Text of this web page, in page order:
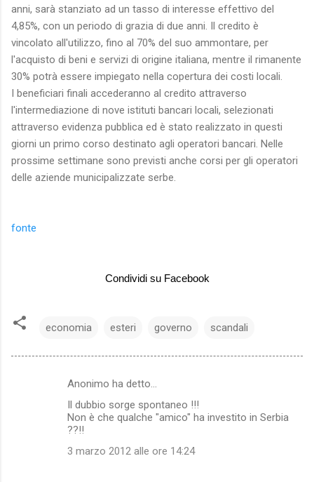
anni, sarà stanziato ad un tasso di interesse effettivo del
4,85%, con un periodo di grazia di due anni. Il credito è
vincolato all'utilizzo, fino al 70% del suo ammontare, per
l'acquisto di beni e servizi di origine italiana, mentre il rimanente
30% potrà essere impiegato nella copertura dei costi locali.
I beneficiari finali accederanno al credito attraverso
l'intermediazione di nove istituti bancari locali, selezionati
attraverso evidenza pubblica ed è stato realizzato in questi
giorni un primo corso destinato agli operatori bancari. Nelle
prossime settimane sono previsti anche corsi per gli operatori
delle aziende municipalizzate serbe.
fonte
Condividi su Facebook
economia esteri governo scandali
Anonimo ha detto…
Il dubbio sorge spontaneo !!!
Non è che qualche "amico" ha investito in Serbia
??!!
3 marzo 2012 alle ore 14:24